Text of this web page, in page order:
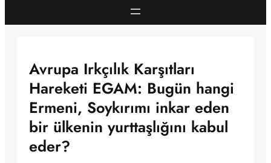
Avrupa Irkçılık Karşıtları
Hareketi EGAM: Bugün hangi
Ermeni, Soykırımı inkar eden
bir ülkenin yurttaşlığını kabul
eder?